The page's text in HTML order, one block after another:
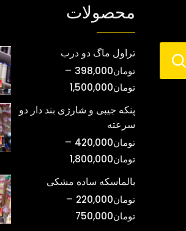
محصولات
تراول ماگ دو درب
تومان398,000
–
تومان1,500,000محدوده
تومان398,000
تومان1,500,000
پنکه جیبی و شارژی بند دار دو
سرعته
تومان420,000
–
تومان1,800,000محدوده
قیمت:
تومان420,000
بالماسکه ساده مشکی
تومان220,000
–
تومان750,000